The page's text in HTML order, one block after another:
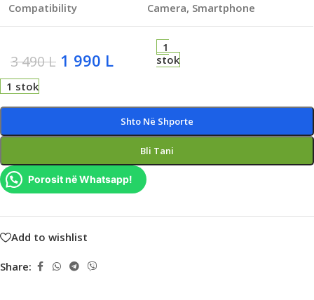
Compatibility Camera, Smartphone
3 490L 1 990 L
1
stok
1 stok
Shto Në Shporte
Bli Tani
Porosit në Whatsapp!
Add to wishlist
Share: